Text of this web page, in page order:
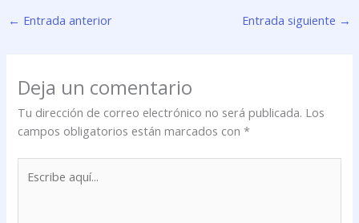
← Entrada anterior Entrada siguiente →
Deja un comentario
Tu dirección de correo electrónico no será publicada. Los
campos obligatorios están marcados con*
aquí...